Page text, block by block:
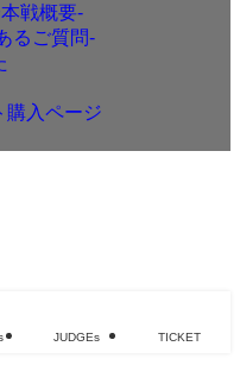
戦概要-
るご質問-
購入ページ
JUDGEs TICKET